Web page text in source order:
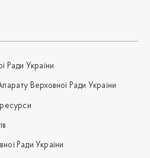
Ради України
Верховної Ради України
ресурси
Ради України